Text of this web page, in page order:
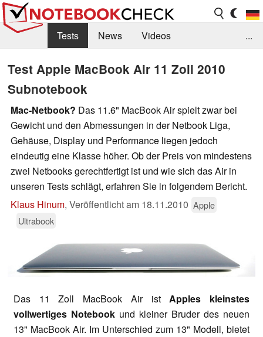
Tests News
Videos
Kaufberatung
Deals
Forum
...
Test Apple MacBook Air 11 Zoll 2010
Subnotebook
Mac-Netbook? Das 11.6" MacBook Air spielt zwar bei
Gewicht und den Abmessungen in der Netbook Liga,
Gehäuse, Display und Performance liegen jedoch
eindeutig eine Klasse höher. Ob der Preis von mindestens
zwei Netbooks gerechtfertigt ist und wie sich das Air in
unseren Tests schlägt, erfahren Sie in folgendem Bericht.
Klaus Hinum, Veröffentlicht am 18.11.2010 Apple
Ultrabook
Das 11 Zoll MacBook Air istApples kleinstes
vollwertiges Notebook und kleiner Bruder des neuen
13" MacBook Air. Im Unterschied zum 13" Modell, bietet